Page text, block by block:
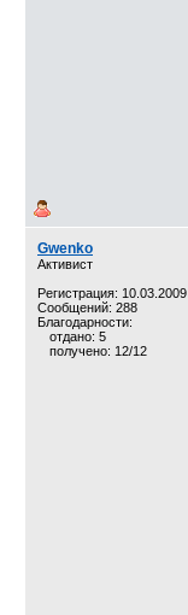
Gwenko
Активист
Регистрация: 10.03.2009
Сообщений: 288
Благодарности:
отдано: 5
получено: 12/12